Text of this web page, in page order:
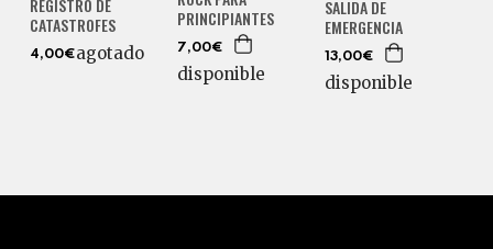
REGISTRO DE
CATASTROFES
4,00€agotado
PRINCIPIANTES
7,00€
disponible
SALIDA DE
EMERGENCIA
13,00€
disponible